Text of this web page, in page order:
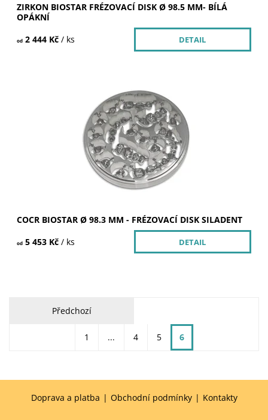
ZIRKON BIOSTAR FRÉZOVACÍ DISK Ø 98.5 MM- BÍLÁ
OPÁKNÍ
od 2 444 Kč / ks DETAIL
Skladem u dodavatele 2 ks
128200
SILADENT
COCR BIOSTAR Ø 98.3 MM - FRÉZOVACÍ DISK SILADENT
od 5 453 Kč / ks DETAIL
Předchozí
1 ... 4 5 6
Doprava a platba | Obchodní podmínky | Kontakty